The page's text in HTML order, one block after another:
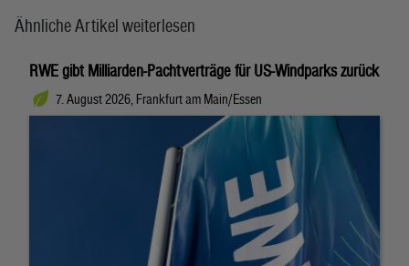
Ähnliche Artikel weiterlesen
RWE gibt Milliarden-Pachtverträge für US-Windparks zurück
7. August 2026, Frankfurt am Main/Essen